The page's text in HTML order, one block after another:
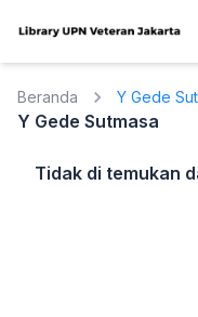
Beranda Y Gede
Y Gede Sutmasa
Tidak di temukan